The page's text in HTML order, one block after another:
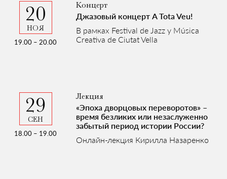
20
19.00 – 20.00
Концерт
Джазовый концерт A Tota Veu!
В рамках Festival de Jazz y Música
Creativa de Ciutat Vella
29
18.00 – 19.00
Лекция
«Эпоха дворцовых переворотов» –
время безликих или незаслуженно
забытый период истории России?
Онлайн-лекция Кирилла Назаренко